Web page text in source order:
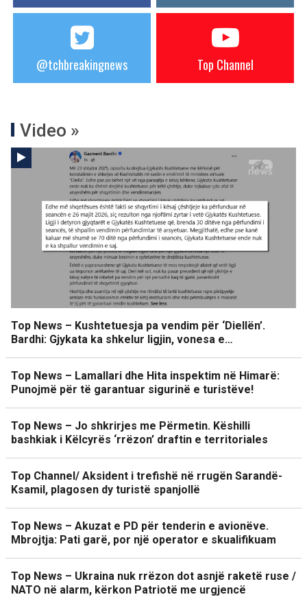
@tchbreakingnews Top Channel
Video »
Top News – Kushtetuesja pa vendim për ‘Diellën’.
Bardhi: Gjykata ka shkelur ligjin, vonesa e…
Top News – Lamallari dhe Hita inspektim në Himarë:
Punojmë për të garantuar sigurinë e turistëve!
Top News – Jo shkrirjes me Përmetin. Këshilli
bashkiak i Këlcyrës ‘rrëzon’ draftin e territoriales
Top Channel/ Aksident i trefishë në rrugën Sarandë-
Ksamil, plagosen dy turistë spanjollë
Top News – Akuzat e PD për tenderin e avionëve.
Mbrojtja: Pati garë, por një operator e skualifikuam
Top News – Ukraina nuk rrëzon dot asnjë raketë ruse /
NATO në alarm, kërkon Patriotë me urgjencë